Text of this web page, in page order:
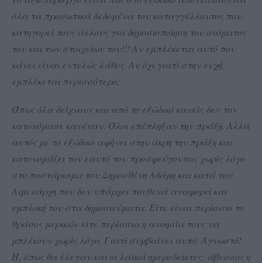
όλα τα προσωπικά δεδομένα του καταγγέλλοντος που
κατηγορεί τους άλλους για δημοσιοποίηση του ονόματος
του και των στοιχείων του!!! Αν εμπλέκεται αυτό που
κάνει είναι εντελώς λάθος. Αν όχι γιατί στην ευχή
εμπλέκεται περισσότερο;
Όπως όλα δείχνουν και από το εξώδικό κανείς δεν τον
κατονόμασε κανέναν. Όλοι επέπληξαν την πράξη. Αλλά
αυτός με το εξώδικο αφήνει στην άκρη την πράξη και
κατονομάζει τον εαυτό του προσφεύγοντας χωρίς λόγο
στο ποστάρισμα του Δημοσθένη Αδάμη και κατά του
Λιμενάρχη που δεν υπάρχει πουθενά αναφορά και
εμπλοκή του στα δημοσιεύματα. Είτε είναι περίσσιο το
θράσος μερικών είτε περίσσια η ανοησία τους να
μπλέκουν χωρίς λόγο. Γιατί συμβαίνει αυτό; Άγνωστό!
Ή, όπως θα έλεγαν και οι λαϊκοί ημεροδείκτες: άβυσσος η